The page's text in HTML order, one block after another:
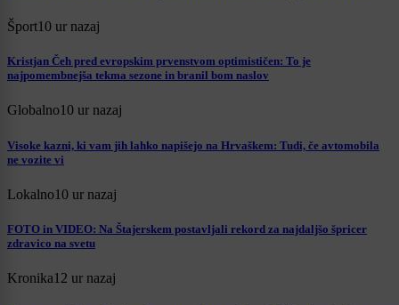
Šport10 ur nazaj
Kristjan Čeh pred evropskim prvenstvom optimističen: To je
najpomembnejša tekma sezone in branil bom naslov
Globalno10 ur nazaj
Visoke kazni, ki vam jih lahko napišejo na Hrvaškem: Tudi, če avtomobila
ne vozite vi
Lokalno10 ur nazaj
FOTO in VIDEO: Na Štajerskem postavljali rekord za najdaljšo špricer
zdravico na svetu
Kronika12 ur nazaj